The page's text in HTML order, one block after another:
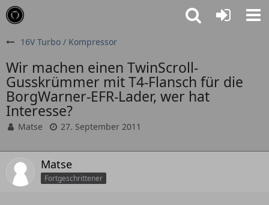
16V Turbo / Kompressor
Wir machen einen TwinScroll-
Gusskrümmer mit T4-Flansch für die
BorgWarner-EFR-Lader, wer hat
Interesse?
Matse 27. September 2011
Matse
Fortgeschrittener